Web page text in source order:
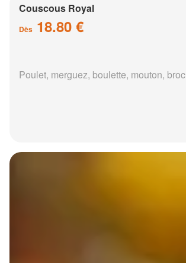
Couscous Royal
Dès 18.80 €
Poulet, merguez, boulette, mouton,